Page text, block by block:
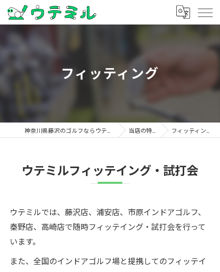
フィッティング
当店の特徴 フィッティング
ウテミルフィッテイング・試打会
ウテミルでは、藤沢店、浦安店、市原インドアゴルフ、
秦野店、高崎店で随時フィッテイング・試打会を行って
います。
また、全国のインドアゴルフ場と提携してのフィッテイ